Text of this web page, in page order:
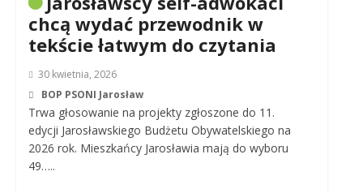
chcą wydać przewodnik w
tekście łatwym do czytania
30 kwietnia, 2026
BOP PSONI Jarosław
Trwa głosowanie na projekty zgłoszone do 11.
edycji Jarosławskiego Budżetu Obywatelskiego na
2026 rok. Mieszkańcy Jarosławia mają do wyboru
49…..